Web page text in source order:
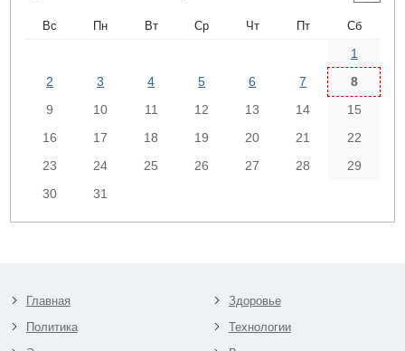
Вс Пн Вт Ср Чт Пт Сб
1
2
3 4 5 6 7
8
9
10 11 12 13 14
15
16
17 18 19 20 21
22
23
24 25 26 27 28
29
30
31
Главная
Политика
Здоровье
Технологии